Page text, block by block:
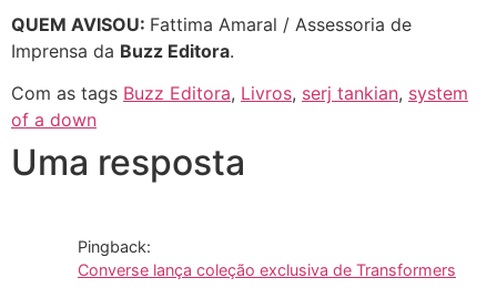
QUEM AVISOU: Fattima Amaral / Assessoria de
Imprensa da Buzz Editora.
Com as tags Buzz Editora, Livros, serj tankian, system
of a down
Uma resposta
Pingback:
Converse lança coleção exclusiva de Transformers